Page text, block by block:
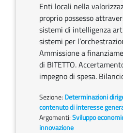
Enti locali nella
proprio possesso
sistemi di intelligenza
sistemi per
Ammissione a
di BITETTO.
impegno di spesa.
Sezione: Determinazioni
contenuto di interesse
Argomenti:Sviluppo
innovazione